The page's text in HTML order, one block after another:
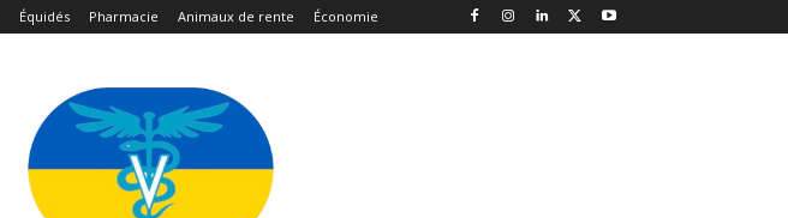
Équidés Pharmacie Animaux de rente Économie